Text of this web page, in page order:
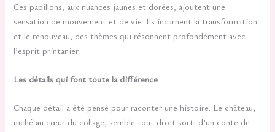
Ces papillons, aux nuances jaunes et dorées, ajoutent une
sensation de mouvement et de vie. Ils incarnent la transformation
et le renouveau, des thèmes qui résonnent profondément avec
l’esprit printanier.
Les détails qui font toute la différence
Chaque détail a été pensé pour raconter une histoire. Le château,
niché au cœur du collage, semble tout droit sorti d’un conte de